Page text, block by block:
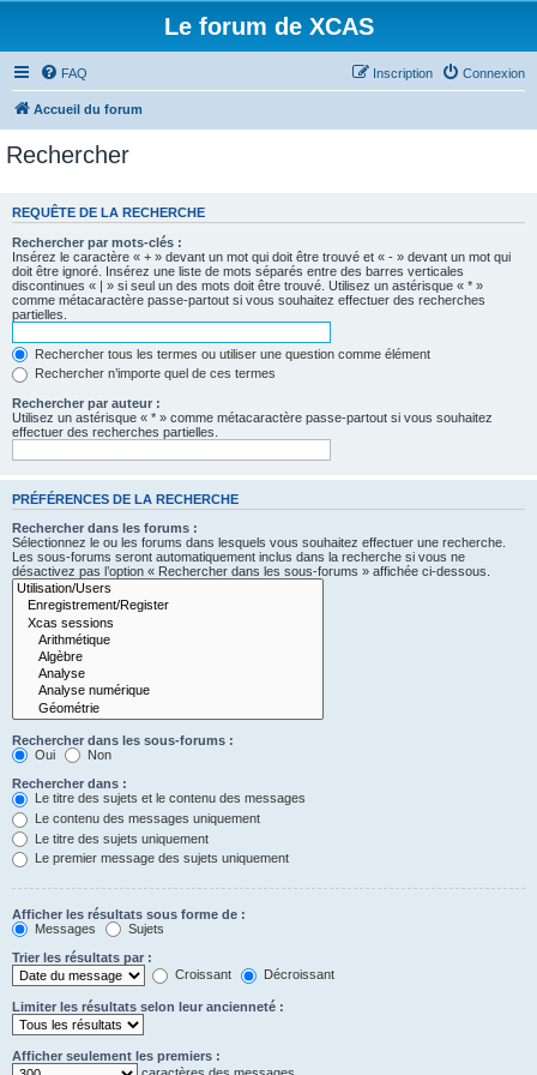
Le forum de XCAS
FAQ Connexion
Inscription
Accueil du forum
Rechercher
REQUÊTE DE LA RECHERCHE
Rechercher par mots-clés :
Insérez le caractère « + » devant un mot qui doit être trouvé et « - » devant un mot qui
doit être ignoré. Insérez une liste de mots séparés entre des barres verticales
discontinues « | » si seul un des mots doit être trouvé. Utilisez un astérisque « * »
comme métacaractère passe-partout si vous souhaitez effectuer des recherches
partielles.
Rechercher tous les termes ou utiliser une question comme élément
Rechercher n’importe quel de ces termes
Rechercher par auteur :
Utilisez un astérisque « * » comme métacaractère passe-partout si vous souhaitez
effectuer des recherches partielles.
PRÉFÉRENCES DE LA RECHERCHE
Rechercher dans les forums :
Sélectionnez le ou les forums dans lesquels vous souhaitez effectuer une recherche.
Les sous-forums seront automatiquement inclus dans la recherche si vous ne
désactivez pas l’option « Rechercher dans les sous-forums » affichée ci-dessous.
Rechercher dans les sous-forums :
Oui
Non
Rechercher dans :
Le titre des sujets et le contenu des messages
Le contenu des messages uniquement
Le titre des sujets uniquement
Le premier message des sujets uniquement
Afficher les résultats sous forme de :
Messages
Sujets
Trier les résultats par :
Croissant
Décroissant
Limiter les résultats selon leur ancienneté :
Afficher seulement les premiers :